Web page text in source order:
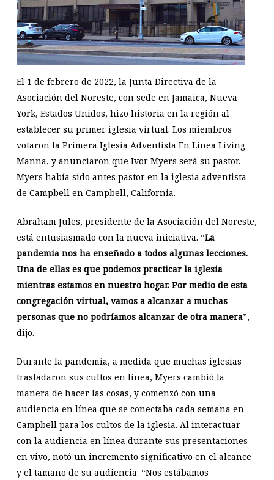
El 1 de febrero de 2022, la Junta Directiva de la
Asociación del Noreste, con sede en Jamaica, Nueva
York, Estados Unidos, hizo historia en la región al
establecer su primer iglesia virtual. Los miembros
votaron la Primera Iglesia Adventista En Línea Living
Manna, y anunciaron que Ivor Myers será su pastor.
Myers había sido antes pastor en la iglesia adventista
de Campbell en Campbell, California.
Abraham Jules, presidente de la Asociación del Noreste,
está entusiasmado con la nueva iniciativa. “La
pandemia nos ha enseñado a todos algunas lecciones.
Una de ellas es que podemos practicar la iglesia
mientras estamos en nuestro hogar. Por medio de esta
congregación virtual, vamos a alcanzar a muchas
personas que no podríamos alcanzar de otra manera”,
dijo.
Durante la pandemia, a medida que muchas iglesias
trasladaron sus cultos en línea, Myers cambió la
manera de hacer las cosas, y comenzó con una
audiencia en línea que se conectaba cada semana en
Campbell para los cultos de la iglesia. Al interactuar
con la audiencia en línea durante sus presentaciones
en vivo, notó un incremento significativo en el alcance
y el tamaño de su audiencia. “Nos estábamos